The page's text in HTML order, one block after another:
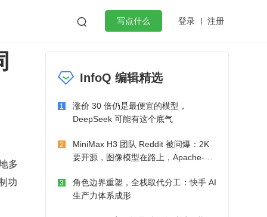
 写点什么 登录 注册
作
微服务架构 flutter
多
功
InfoQ 编辑精选
1
涨价 30 倍仍是最便宜的模型，
DeepSeek 可能有这个底气
2
MiniMax H3 团队 Reddit 被问爆：2K
要开源，图像模型在路上，Apache-2.0
3
角色边界重塑，全栈取代分工：快手 AI
生产力体系成形